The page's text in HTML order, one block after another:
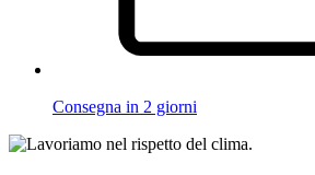
Consegna in 2 giorni